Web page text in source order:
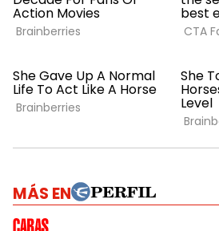
MÁS EN